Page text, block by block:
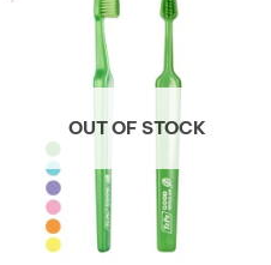
OUT OF STOCK